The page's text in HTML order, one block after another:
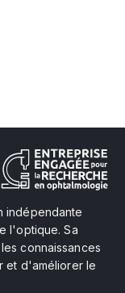
indépendante
l'optique. Sa
connaissances
et d'améliorer le